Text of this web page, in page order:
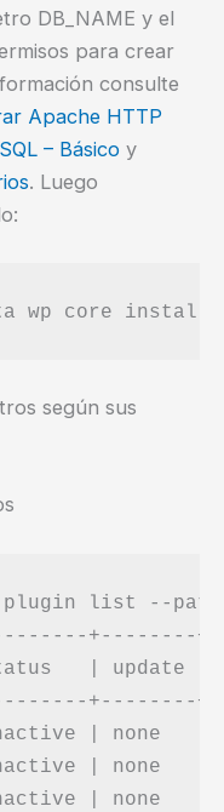
DB_NAME y el
para crear
consulte
Apache HTTP
– Básico y
. Luego
según sus
plugin list --
+--------
| update |
+--------
| none   |
| none
| none